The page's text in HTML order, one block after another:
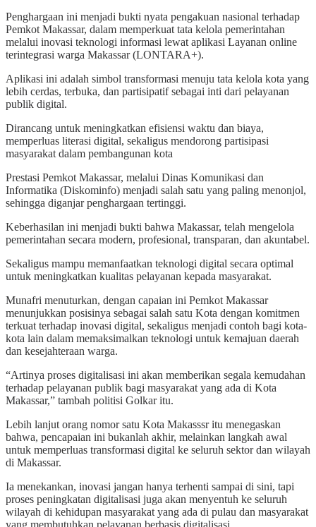
Penghargaan ini menjadi bukti nyata pengakuan nasional terhadap
Pemkot Makassar, dalam memperkuat tata kelola pemerintahan
melalui inovasi teknologi informasi lewat aplikasi Layanan online
terintegrasi warga Makassar (LONTARA+).
Aplikasi ini adalah simbol transformasi menuju tata kelola kota yang
lebih cerdas, terbuka, dan partisipatif sebagai inti dari pelayanan
publik digital.
Dirancang untuk meningkatkan efisiensi waktu dan biaya,
memperluas literasi digital, sekaligus mendorong partisipasi
masyarakat dalam pembangunan kota
Prestasi Pemkot Makassar, melalui Dinas Komunikasi dan
Informatika (Diskominfo) menjadi salah satu yang paling menonjol,
sehingga diganjar penghargaan tertinggi.
Keberhasilan ini menjadi bukti bahwa Makassar, telah mengelola
pemerintahan secara modern, profesional, transparan, dan akuntabel.
Sekaligus mampu memanfaatkan teknologi digital secara optimal
untuk meningkatkan kualitas pelayanan kepada masyarakat.
Munafri menuturkan, dengan capaian ini Pemkot Makassar
menunjukkan posisinya sebagai salah satu Kota dengan komitmen
terkuat terhadap inovasi digital, sekaligus menjadi contoh bagi kota-
kota lain dalam memaksimalkan teknologi untuk kemajuan daerah
dan kesejahteraan warga.
“Artinya proses digitalisasi ini akan memberikan segala kemudahan
terhadap pelayanan publik bagi masyarakat yang ada di Kota
Makassar,” tambah politisi Golkar itu.
Lebih lanjut orang nomor satu Kota Makasssr itu menegaskan
bahwa, pencapaian ini bukanlah akhir, melainkan langkah awal
untuk memperluas transformasi digital ke seluruh sektor dan wilayah
di Makassar.
Ia menekankan, inovasi jangan hanya terhenti sampai di sini, tapi
proses peningkatan digitalisasi juga akan menyentuh ke seluruh
wilayah di kehidupan masyarakat yang ada di pulau dan masyarakat